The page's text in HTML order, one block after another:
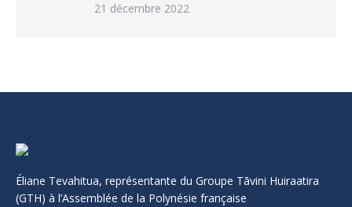
21 décembre 2022
Éliane Tevahitua, représentante du Groupe Tāvini Huiraatira
(GTH) à l’Assemblée de la Polynésie française